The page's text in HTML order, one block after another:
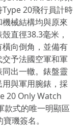
20飛行員計時
械結構均與原來
直徑38.3毫米，
向倒角，並備有
予法國空軍和軍
出一轍。錶盤靈
與軍用腕錶，採
20 Only Watch
款式的唯一明顯區
璣簽名。